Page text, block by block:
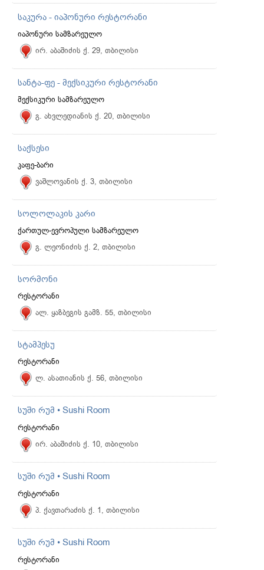
საკურა - იაპონური რესტორანი
იაპონური სამზარეულო
ირ. აბაშიძის ქ. 29, თბილისი
სანტა-ფე - მექსიკური რესტორანი
მექსიკური სამზარეულო
გ. ახვლედიანის ქ. 20, თბილისი
საქსესი
კაფე-ბარი
ვაშლოვანის ქ. 3, თბილისი
სოლოლაკის კარი
ქართულ-ევროპული სამზარეულო
გ. ლეონიძის ქ. 2, თბილისი
სორმონი
რესტორანი
ალ. ყაზბეგის გამზ. 55, თბილისი
სტამპესუ
რესტორანი
ლ. ასათიანის ქ. 56, თბილისი
სუში რუმ • Sushi Room
რესტორანი
ირ. აბაშიძის ქ. 10, თბილისი
სუში რუმ • Sushi Room
რესტორანი
პ. ქავთარაძის ქ. 1, თბილისი
სუში რუმ • Sushi Room
რესტორანი